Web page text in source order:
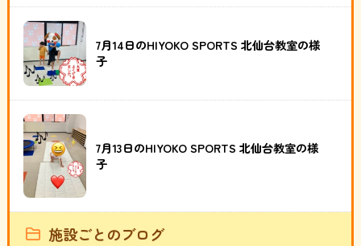
7月14日のHIYOKO SPORTS 北仙台教室の様
子
7月13日のHIYOKO SPORTS 北仙台教室の様
子
施設ごとのブログ